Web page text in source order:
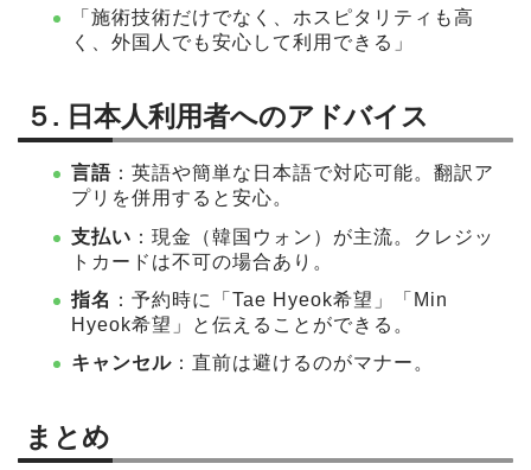
「施術技術だけでなく、ホスピタリティも高
く、外国人でも安心して利用できる」
５. 日本人利用者へのアドバイス
言語 ：英語や簡単な日本語で対応可能。翻訳ア
プリを併用すると安心。
支払い ：現金（韓国ウォン）が主流。クレジッ
トカードは不可の場合あり。
指名 ：予約時に「Tae Hyeok希望」「Min
Hyeok希望」と伝えることができる。
キャンセル ：直前は避けるのがマナー。
まとめ